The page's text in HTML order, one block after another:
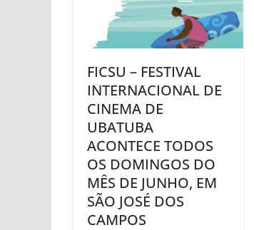
FICSU – FESTIVAL
INTERNACIONAL DE
CINEMA DE
UBATUBA
ACONTECE TODOS
OS DOMINGOS DO
MÊS DE JUNHO, EM
SÃO JOSÉ DOS
CAMPOS